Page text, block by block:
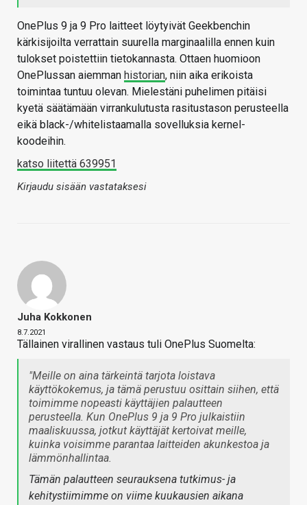
OnePlus 9 ja 9 Pro laitteet löytyivät Geekbenchin
kärkisijoilta verrattain suurella marginaalilla ennen kuin
tulokset poistettiin tietokannasta. Ottaen huomioon
OnePlussan aiemman historian, niin aika erikoista
toimintaa tuntuu olevan. Mielestäni puhelimen pitäisi
kyetä säätämään virrankulutusta rasitustason perusteella
eikä black-/whitelistaamalla sovelluksia kernel-
koodeihin.
katso liitettä 639951
Kirjaudu sisään vastataksesi
Juha Kokkonen
8.7.2021
Tällainen virallinen vastaus tuli OnePlus Suomelta:
"Meille on aina tärkeintä tarjota loistava
käyttökokemus, ja tämä perustuu osittain siihen, että
toimimme nopeasti käyttäjien palautteen
perusteella. Kun OnePlus 9 ja 9 Pro julkaistiin
maaliskuussa, jotkut käyttäjät kertoivat meille,
kuinka voisimme parantaa laitteiden akunkestoa ja
lämmönhallintaa.
Tämän palautteen seurauksena tutkimus- ja
kehitystiimimme on viime kuukausien aikana